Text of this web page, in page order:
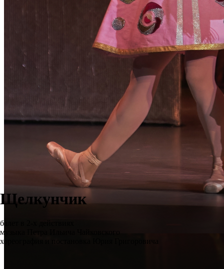
Щелкунчик
балет в 2-х действиях
музыка Петра Ильича Чайковского
хореография и постановка Юрия Григоровича